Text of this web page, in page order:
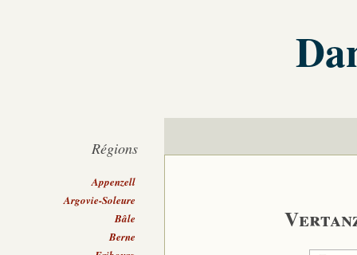
Régions
Appenzell
Argovie-Soleure
Bâle
Berne